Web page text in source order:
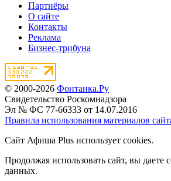
Партнёры
О сайте
Контакты
Реклама
Бизнес-трибуна
© 2000-2026 Фонтанка.Ру
Свидетельство Роскомнадзора
Эл № ФС 77-66333 от 14.07.2016
Правила использования материалов
Сайт Афиша Plus использует cookies.
Продолжая использовать сайт, вы даете
данных.